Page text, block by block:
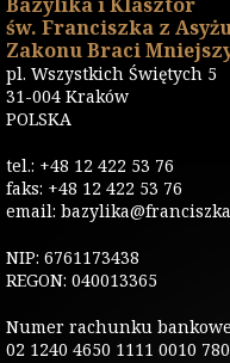
św. Franciszka z
Zakonu Braci
pl. Wszystkich Świętych 5
31-004 Kraków
POLSKA
tel.: +48 12 422 53 76
faks: +48 12 422 53 76
email:
NIP: 6761173438
REGON: 040013365
Numer rachunku
02 1240 4650 1111 0010